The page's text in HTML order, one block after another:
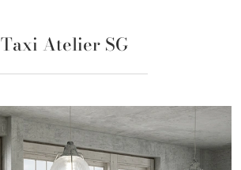
Taxi Atelier SG